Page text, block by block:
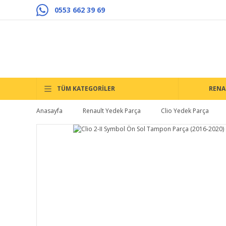
0553 662 39 69
TÜM KATEGORİLER
Anasayfa Renault Yedek Parça Clio Yedek Parça